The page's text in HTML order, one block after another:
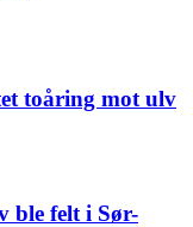
toåring mot ulv
ble felt i Sør-